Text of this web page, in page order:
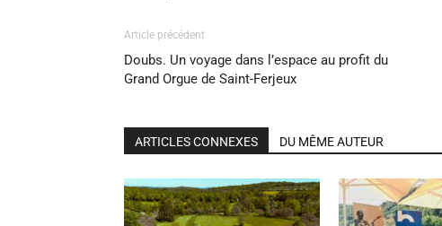
Article précédent
Doubs. Un voyage dans l’espace au profit du
Grand Orgue de Saint-Ferjeux
ARTICLES CONNEXES DU MÊME AUTEUR